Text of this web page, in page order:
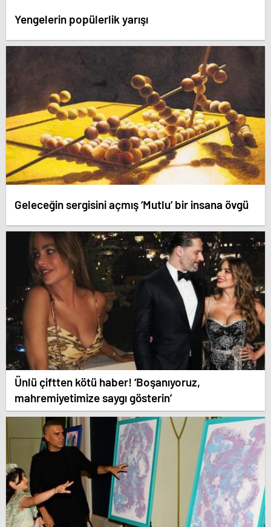
Yengelerin popülerlik yarışı
Geleceğin sergisini açmış ‘Mutlu’ bir insana övgü
Ünlü çiftten kötü haber! ‘Boşanıyoruz,
mahremiyetimize saygı gösterin’